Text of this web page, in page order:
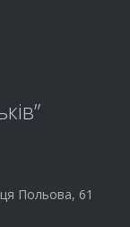
Польова, 61